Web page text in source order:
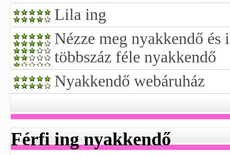
Lila ing
Nézze meg nyakkendő
többszáz féle nyakkendő
Nyakkendő webáruház
Férfi ing nyakkendő